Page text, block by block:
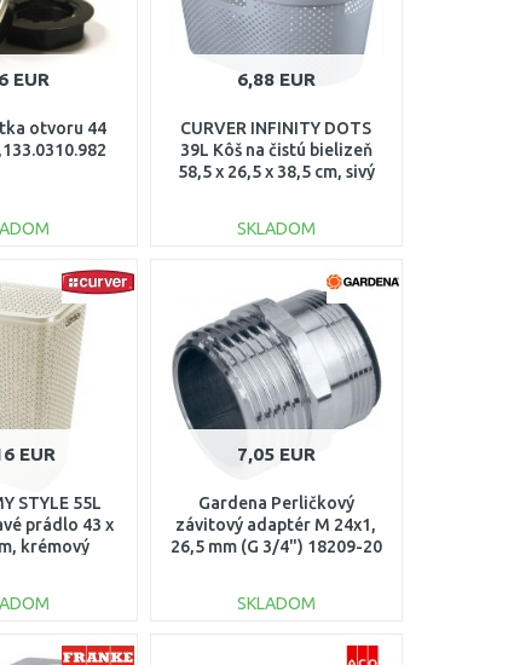
EUR
otvoru 44
KOŠÍKA
6,88 EUR
CURVER INFINITY DOTS
39L Kôš na čistú bielizeň
58,5 x 26,5 x 38,5 cm, sivý
SKLADOM
DO KOŠÍKA
Porovnať
EUR
STYLE 55L
prádlo 43 x
krémový
KOŠÍKA
7,05 EUR
Gardena Perličkový
závitový adaptér M 24x1,
26,5 mm (G 3/4") 18209-20
SKLADOM